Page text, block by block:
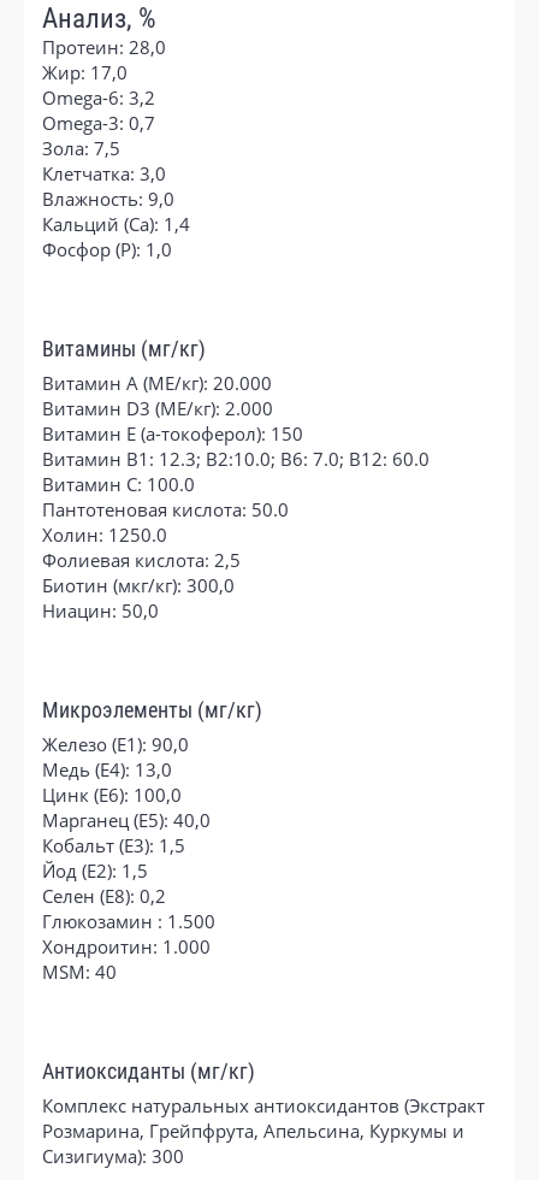
Анализ, %
Протеин: 28,0
Жир: 17,0
Omega-6: 3,2
Omega-3: 0,7
Зола: 7,5
Клетчатка: 3,0
Влажность: 9,0
Кальций (Са): 1,4
Фосфор (P): 1,0
Витамины (мг/кг)
Витамин A (МЕ/кг): 20.000
Витамин D3 (МЕ/кг): 2.000
Витамин E (a-токоферол): 150
Витамин В1: 12.3; B2:10.0; B6: 7.0; B12: 60.0
Витамин C: 100.0
Пантотеновая кислота: 50.0
Холин: 1250.0
Фолиевая кислота: 2,5
Биотин (мкг/кг): 300,0
Ниацин: 50,0
Микроэлементы (мг/кг)
Железо (E1): 90,0
Медь (Е4): 13,0
Цинк (E6): 100,0
Марганец (E5): 40,0
Кобальт (E3): 1,5
Йод (E2): 1,5
Селен (E8): 0,2
Глюкозамин : 1.500
Хондроитин: 1.000
MSM: 40
Антиоксиданты (мг/кг)
Комплекс натуральных антиоксидантов (Экстракт
Розмарина, Грейпфрута, Апельсина, Куркумы и
Сизигиума): 300